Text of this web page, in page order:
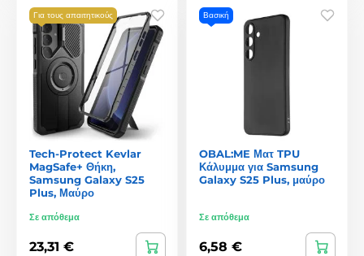
Για τους απαιτητικούς
Tech-Protect Kevlar
MagSafe+ Θήκη,
Samsung Galaxy S25
Plus, Μαύρο
Σε απόθεμα
23,31 €
Βασική
OBAL:ME Ματ TPU
Κάλυμμα για Samsung
Galaxy S25 Plus, μαύρο
Σε απόθεμα
6,58 €